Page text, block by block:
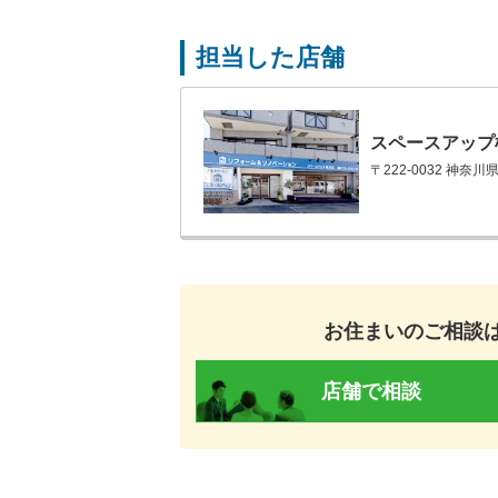
担当した店舗
スペースアップ
〒222-0032 神奈川
お住まいのご相談
店舗で相談